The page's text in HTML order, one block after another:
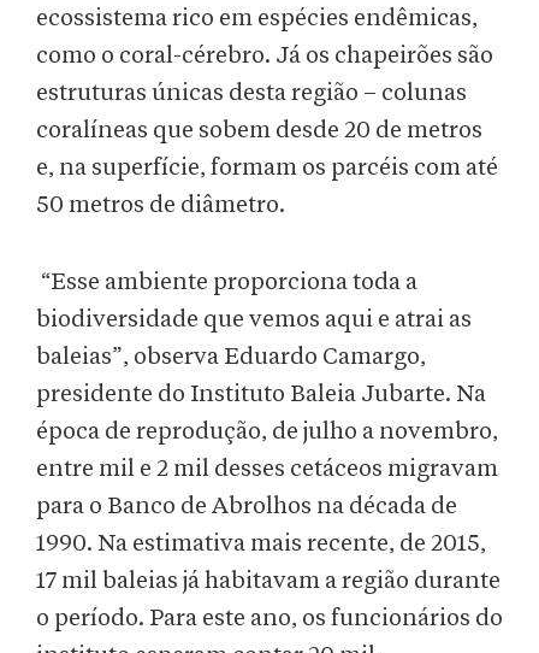
ecossistema rico em espécies endêmicas,
como o coral-cérebro. Já os chapeirões são
estruturas únicas desta região – colunas
coralíneas que sobem desde 20 de metros
e, na superfície, formam os parcéis com até
50 metros de diâmetro.
“Esse ambiente proporciona toda a
biodiversidade que vemos aqui e atrai as
baleias”, observa Eduardo Camargo,
presidente do Instituto Baleia Jubarte. Na
época de reprodução, de julho a novembro,
entre mil e 2 mil desses cetáceos migravam
para o Banco de Abrolhos na década de
1990. Na estimativa mais recente, de 2015,
17 mil baleias já habitavam a região durante
o período. Para este ano, os funcionários do